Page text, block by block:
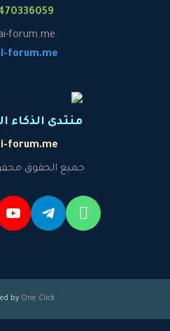
forum.me
forum.me
منتدى الذكاء
forum.me
جميع الحقوق محفوظة
by One Click